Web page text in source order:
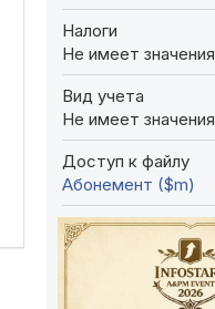
Налоги
Не имеет значения
Вид учета
Не имеет значения
Доступ к файлу
Абонемент ($m)